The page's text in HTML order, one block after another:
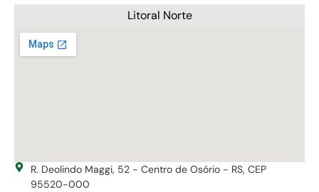
Litoral Norte
R. Deolindo Maggi, 52 - Centro de Osório - RS, CEP
95520-000